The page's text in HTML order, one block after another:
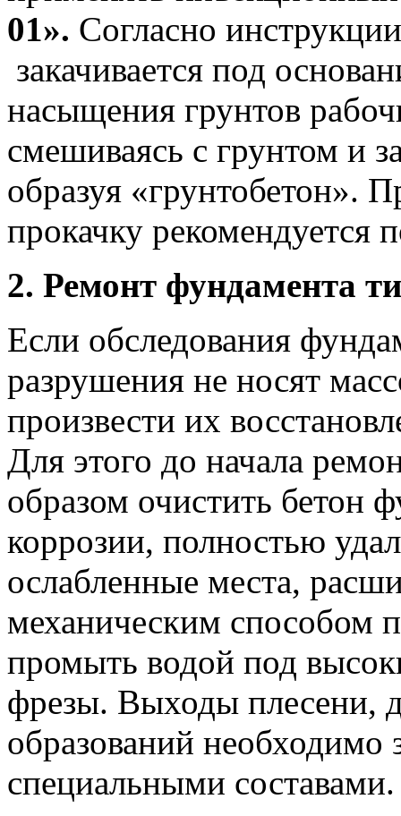
01». Согласно
закачивается под
насыщения грунтов
смешиваясь с грунтом и
образуя «грунтобетон».
прокачку рекомендуется
2. Ремонт фундамента
Если обследования
разрушения не носят
произвести их
Для этого до начала
образом очистить бетон
коррозии, полностью
ослабленные места,
механическим способом
промыть водой под
фрезы. Выходы плесени,
образований необходимо
специальными составами.